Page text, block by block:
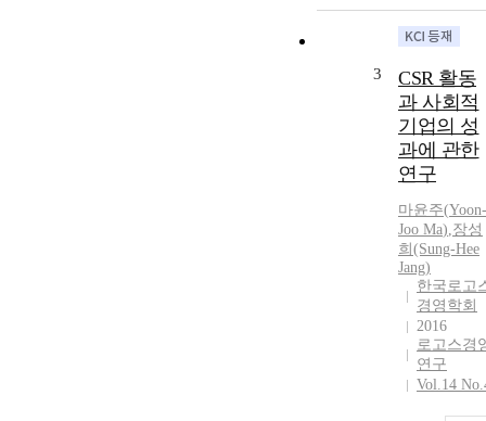
3
CSR 활동
과 사회적
기업의 성
과에 관한
연구
마윤주(Yoon-
Joo Ma),장성
희(Sung-Hee
Jang)
한국로고
경영학회
2016
로고스경
연구
Vol.14